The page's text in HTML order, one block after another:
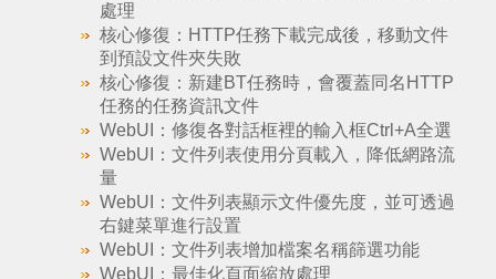
處理
核心修復：HTTP任務下載完成後，移動文件
到預設文件夾失敗
核心修復：新建BT任務時，會覆蓋同名HTTP
任務的任務資訊文件
WebUI：修復各對話框裡的輸入框Ctrl+A全選
WebUI：文件列表使用分頁載入，降低網路流
量
WebUI：文件列表顯示文件優先度，並可透過
右鍵菜單進行設置
WebUI：文件列表增加檔案名稱篩選功能
WebUI：最佳化頁面縮放處理